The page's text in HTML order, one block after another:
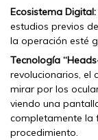
Ecosistema Digital:
estudios previos
la operación esté
Tecnología
revolucionarios, el
mirar por los
viendo una
completamente la
procedimiento.